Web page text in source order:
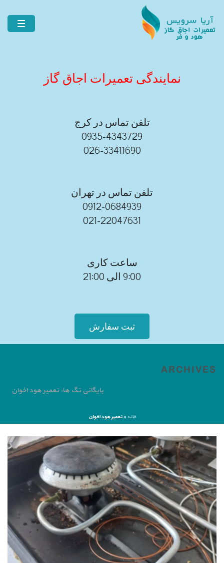
نمایندگی تعمیرات اجاق گاز
تلفن تماس در کرج
0935-4343729
026-33411690
تلفن تماس در تهران
0912-0684939
021-22047631
ساعت کاری
9:00 الی 21:00
ثبت سفارش
ARCHIVES
بایگانی تگ ها: تعمیر هود اخوان
خانه »تعمیر هود اخوان